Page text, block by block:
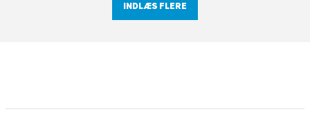
INDLÆS FLERE